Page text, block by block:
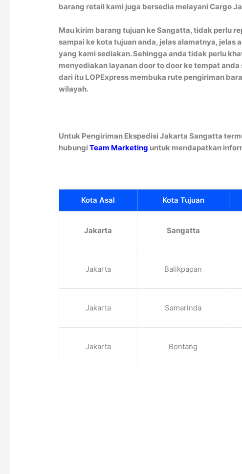
barang retail kami juga bersedia melayani Cargo
Mau kirim barang tujuan ke Sangatta, tidak perlu
sampai ke kota tujuan anda, jelas alamatnya, jelas
yang kami sediakan. Sehingga anda tidak perlu
menyediakan layanan door to door ke tempat
dari itu LOPExpress membuka rute pengiriman
wilayah.
Untuk Pengiriman Ekspedisi Jakarta Sangatta
hubungiTeam Marketing untuk mendapatkan
Kota Asal Kota Tujuan
Jakarta Sangatta
Jakarta Balikpapan
Jakarta Samarinda
Jakarta Bontang